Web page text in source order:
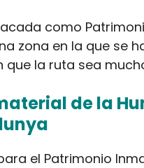
como
zona en la que se
que la ruta sea
de la
el Patrimonio